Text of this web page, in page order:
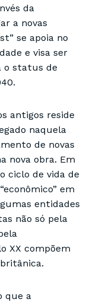
da
a novas
se apoia no
e visa ser
o status de
antigos reside
naquela
de novas
nova obra. Em
ciclo de vida de
em
entidades
não só pela
XX compõem
que a